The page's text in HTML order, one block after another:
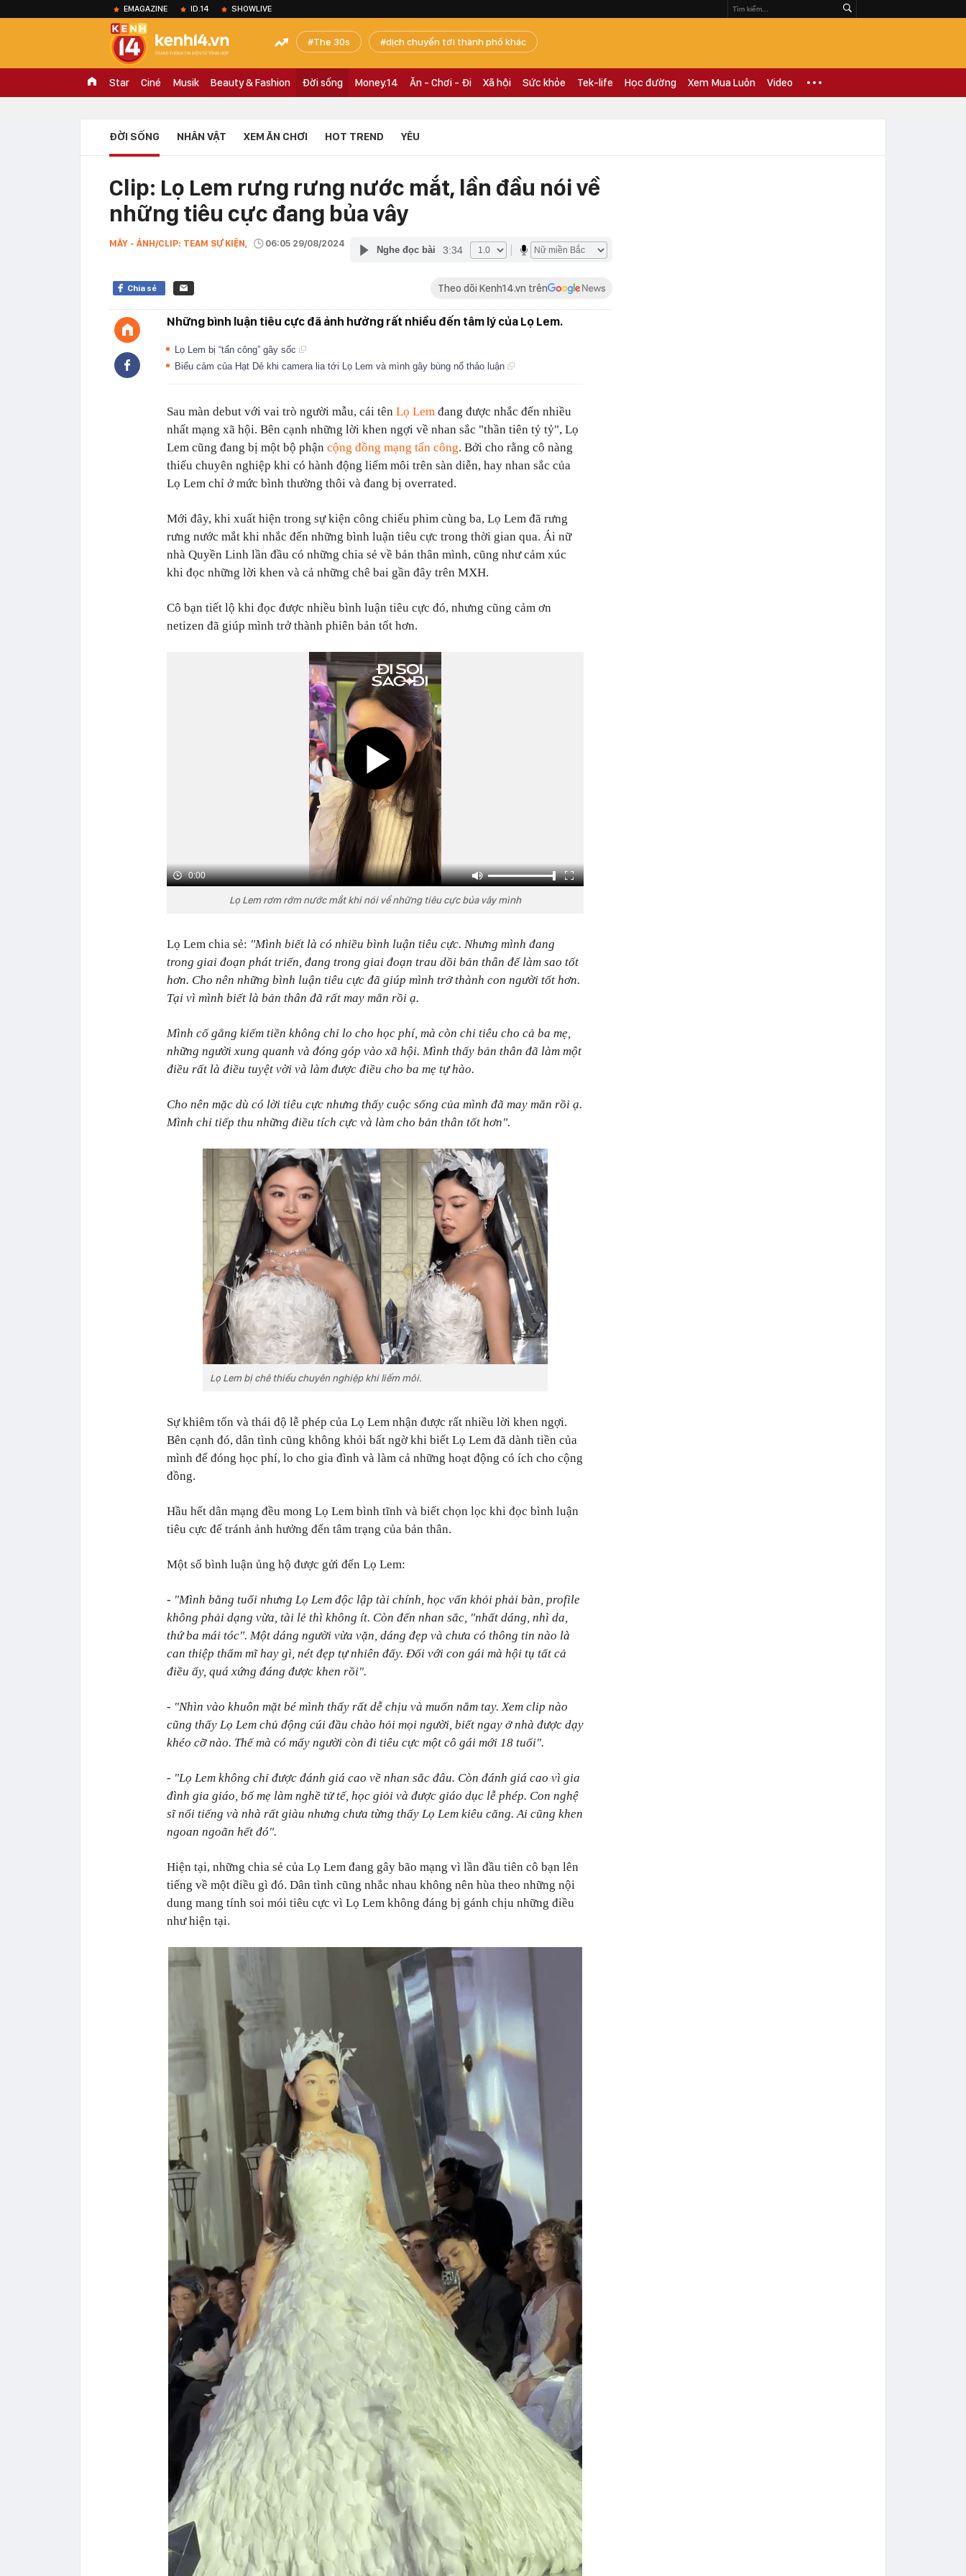
EMAGAZINE ID.14 SHOWLIVE
The 30s dịch chuyển tới thành phố khác
Star Ciné Musik Beauty & Fashion Đời sống Money.14 Ăn - Chơi - Đi Xã hội Sức khỏe Tek-life Học đường Xem Mua Luôn Video
ĐỜI SỐNG NHÂN VẬT XEM ĂN CHƠI HOT TREND YÊU
Clip: Lọ Lem rưng rưng nước mắt, lần đầu nói về
những tiêu cực đang bủa vây
MÂY - ẢNH/CLIP: TEAM SỰ KIỆN, 06:05 29/08/2024
Nghe đọc bài 3:34
Chia sẻ Theo dõi Kenh14.vn trên
Những bình luận tiêu cực đã ảnh hưởng rất nhiều đến tâm lý của Lọ Lem.
Lọ Lem bị “tấn công” gây sốc
Biểu cảm của Hạt Dẻ khi camera lia tới Lọ Lem và mình gây bùng nổ thảo luận
Sau màn debut với vai trò người mẫu, cái tên Lọ Lem đang được nhắc đến nhiều
nhất mạng xã hội. Bên cạnh những lời khen ngợi về nhan sắc "thần tiên tỷ tỷ", Lọ
Lem cũng đang bị một bộ phận cộng đồng mạng tấn công. Bởi cho rằng cô nàng
thiếu chuyên nghiệp khi có hành động liếm môi trên sàn diễn, hay nhan sắc của
Lọ Lem chỉ ở mức bình thường thôi và đang bị overrated.
Mới đây, khi xuất hiện trong sự kiện công chiếu phim cùng ba, Lọ Lem đã rưng
rưng nước mắt khi nhắc đến những bình luận tiêu cực trong thời gian qua. Ái nữ
nhà Quyền Linh lần đầu có những chia sẻ về bản thân mình, cũng như cảm xúc
khi đọc những lời khen và cả những chê bai gần đây trên MXH.
Cô bạn tiết lộ khi đọc được nhiều bình luận tiêu cực đó, nhưng cũng cảm ơn
netizen đã giúp mình trở thành phiên bản tốt hơn.
0:00
Lọ Lem rơm rớm nước mắt khi nói về những tiêu cực bủa vây mình
Lọ Lem chia sẻ: "Mình biết là có nhiều bình luận tiêu cực. Nhưng mình đang
trong giai đoạn phát triển, đang trong giai đoạn trau dồi bản thân để làm sao tốt
hơn. Cho nên những bình luận tiêu cực đã giúp mình trở thành con người tốt hơn.
Tại vì mình biết là bản thân đã rất may mắn rồi ạ.
Mình cố gắng kiếm tiền không chỉ lo cho học phí, mà còn chi tiêu cho cả ba mẹ,
những người xung quanh và đóng góp vào xã hội. Mình thấy bản thân đã làm một
điều rất là điều tuyệt vời và làm được điều cho ba mẹ tự hào.
Cho nên mặc dù có lời tiêu cực nhưng thấy cuộc sống của mình đã may mắn rồi ạ.
Mình chỉ tiếp thu những điều tích cực và làm cho bản thân tốt hơn".
Lọ Lem bị chê thiếu chuyên nghiệp khi liếm môi.
Sự khiêm tốn và thái độ lễ phép của Lọ Lem nhận được rất nhiều lời khen ngợi.
Bên cạnh đó, dân tình cũng không khỏi bất ngờ khi biết Lọ Lem đã dành tiền của
mình để đóng học phí, lo cho gia đình và làm cả những hoạt động có ích cho cộng
đồng.
Hầu hết dân mạng đều mong Lọ Lem bình tĩnh và biết chọn lọc khi đọc bình luận
tiêu cực để tránh ảnh hưởng đến tâm trạng của bản thân.
Một số bình luận ủng hộ được gửi đến Lọ Lem:
- "Mình bằng tuổi nhưng Lọ Lem độc lập tài chính, học vấn khỏi phải bàn, profile
không phải dạng vừa, tài lẻ thì không ít. Còn đến nhan sắc, "nhất dáng, nhì da,
thứ ba mái tóc". Một dáng người vừa vặn, dáng đẹp và chưa có thông tin nào là
can thiệp thẩm mĩ hay gì, nét đẹp tự nhiên đấy. Đối với con gái mà hội tụ tất cả
điều ấy, quá xứng đáng được khen rồi".
- "Nhìn vào khuôn mặt bé mình thấy rất dễ chịu và muốn nắm tay. Xem clip nào
cũng thấy Lọ Lem chủ động cúi đầu chào hỏi mọi người, biết ngay ở nhà được dạy
khéo cỡ nào. Thế mà có mấy người còn đi tiêu cực một cô gái mới 18 tuổi".
- "Lọ Lem không chỉ được đánh giá cao về nhan sắc đâu. Còn đánh giá cao vì gia
đình gia giáo, bố mẹ làm nghề tử tế, học giỏi và được giáo dục lễ phép. Con nghệ
sĩ nổi tiếng và nhà rất giàu nhưng chưa từng thấy Lọ Lem kiêu căng. Ai cũng khen
ngoan ngoãn hết đó".
Hiện tại, những chia sẻ của Lọ Lem đang gây bão mạng vì lần đầu tiên cô bạn lên
tiếng về một điều gì đó. Dân tình cũng nhắc nhau không nên hùa theo những nội
dung mang tính soi mói tiêu cực vì Lọ Lem không đáng bị gánh chịu những điều
như hiện tại.